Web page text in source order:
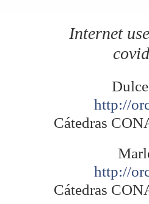
Internet
http://
Cátedras
http://
Cátedras